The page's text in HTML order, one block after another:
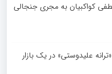
کواکبیان به مجری جنجالی
علیدوستی» در یک بازار